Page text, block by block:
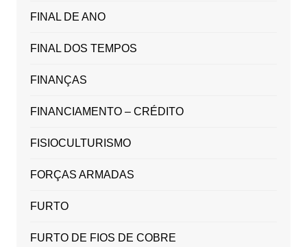
FINAL DE ANO
FINAL DOS TEMPOS
FINANÇAS
FINANCIAMENTO – CRÉDITO
FISIOCULTURISMO
FORÇAS ARMADAS
FURTO
FURTO DE FIOS DE COBRE